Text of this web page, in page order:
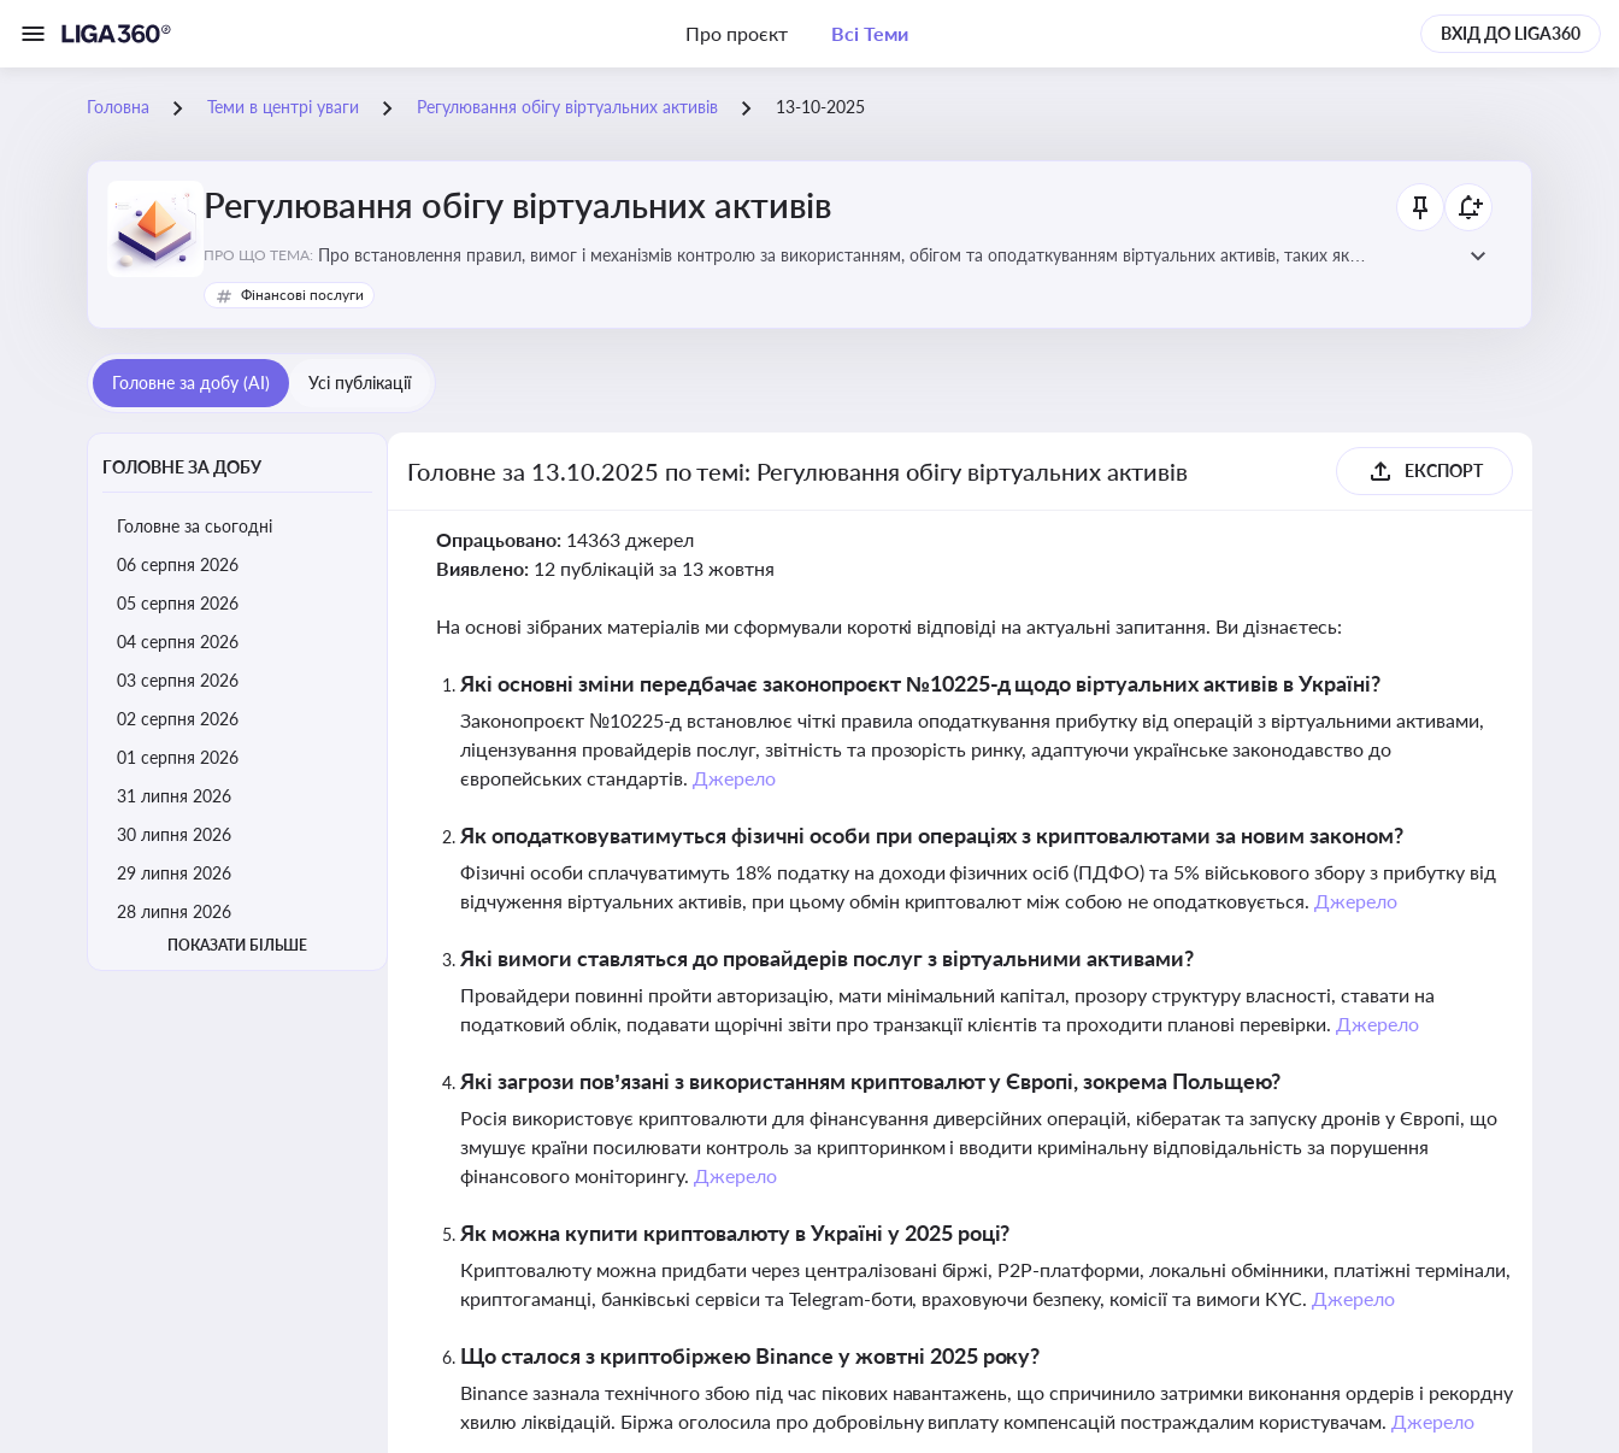
Про проєкт Всі Теми ВХІД ДО LIGA360
Головна Теми в центрі уваги Регулювання обігу віртуальних активів 13-10-2025
Регулювання обігу віртуальних активів
ПРО ЩО ТЕМА: Про встановлення правил, вимог і механізмів контролю за використанням, обігом та оподаткуванням віртуальних активів, таких як
криптовалюти
Фінансові послуги
Головне за добу (AI) Усі публікації
ГОЛОВНЕ ЗА ДОБУ
Головне за сьогодні
06 серпня 2026
05 серпня 2026
04 серпня 2026
03 серпня 2026
02 серпня 2026
01 серпня 2026
31 липня 2026
30 липня 2026
29 липня 2026
28 липня 2026
ПОКАЗАТИ БІЛЬШЕ
Головне за 13.10.2025 по темі: Регулювання обігу віртуальних активів ЕКСПОРТ
Опрацьовано: 14363 джерел
Виявлено: 12 публікацій за 13 жовтня
На основі зібраних матеріалів ми сформували короткі відповіді на актуальні запитання. Ви дізнаєтесь:
Які основні зміни передбачає законопроєкт №10225-д щодо віртуальних активів в Україні?
Законопроєкт №10225-д встановлює чіткі правила оподаткування прибутку від операцій з віртуальними активами,
ліцензування провайдерів послуг, звітність та прозорість ринку, адаптуючи українське законодавство до
європейських стандартів. Джерело
Як оподатковуватимуться фізичні особи при операціях з криптовалютами за новим законом?
Фізичні особи сплачуватимуть 18% податку на доходи фізичних осіб (ПДФО) та 5% військового збору з прибутку від
відчуження віртуальних активів, при цьому обмін криптовалют між собою не оподатковується. Джерело
Які вимоги ставляться до провайдерів послуг з віртуальними активами?
Провайдери повинні пройти авторизацію, мати мінімальний капітал, прозору структуру власності, ставати на
податковий облік, подавати щорічні звіти про транзакції клієнтів та проходити планові перевірки. Джерело
Які загрози пов’язані з використанням криптовалют у Європі, зокрема Польщею?
Росія використовує криптовалюти для фінансування диверсійних операцій, кібератак та запуску дронів у Європі, що
змушує країни посилювати контроль за крипторинком і вводити кримінальну відповідальність за порушення
фінансового моніторингу. Джерело
Як можна купити криптовалюту в Україні у 2025 році?
Криптовалюту можна придбати через централізовані біржі, P2P-платформи, локальні обмінники, платіжні термінали,
криптогаманці, банківські сервіси та Telegram-боти, враховуючи безпеку, комісії та вимоги KYC. Джерело
Що сталося з криптобіржею Binance у жовтні 2025 року?
Binance зазнала технічного збою під час пікових навантажень, що спричинило затримки виконання ордерів і рекордну
хвилю ліквідацій. Біржа оголосила про добровільну виплату компенсацій постраждалим користувачам. Джерело